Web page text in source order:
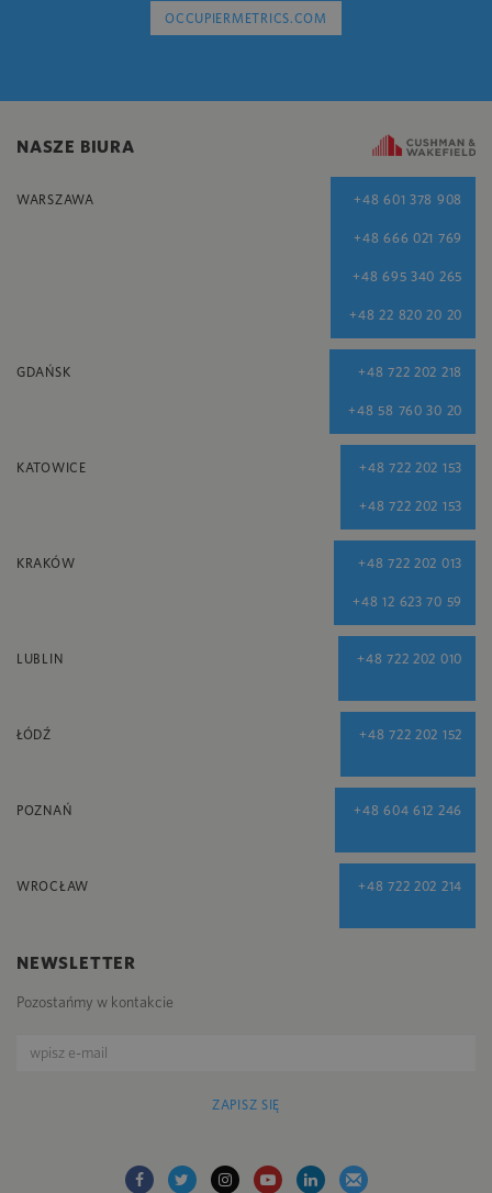
OCCUPIERMETRICS.COM
NASZE BIURA
WARSZAWA +48 601 378 908
+48 666 021 769
+48 695 340 265
+48 22 820 20 20
GDAŃSK +48 722 202 218
+48 58 760 30 20
KATOWICE +48 722 202 153
+48 722 202 153
KRAKÓW +48 722 202 013
+48 12 623 70 59
LUBLIN +48 722 202 010
ŁÓDŹ +48 722 202 152
POZNAŃ +48 604 612 246
WROCŁAW +48 722 202 214
NEWSLETTER
Pozostańmy w kontakcie
ZAPISZ SIĘ